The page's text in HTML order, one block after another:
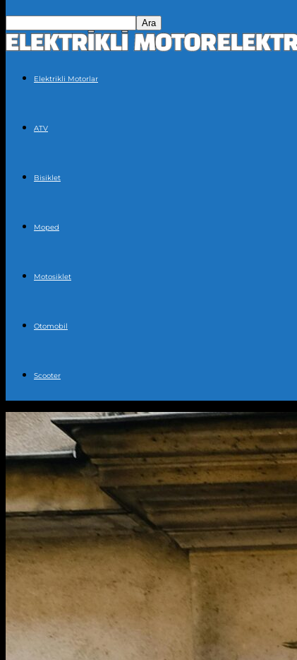
Elektrikli Motorlar
ATV
Bisiklet
Moped
Motosiklet
Otomobil
Scooter